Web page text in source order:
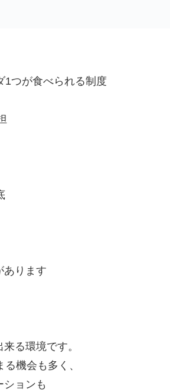
つが食べられる制度
ります
る環境です。
機会も多く、
ョンも